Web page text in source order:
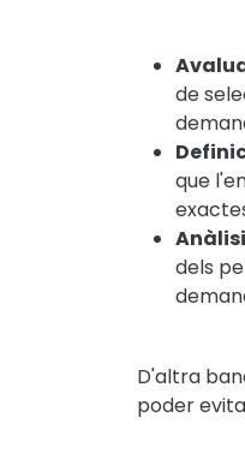
de
que
dels
D'altra
poder